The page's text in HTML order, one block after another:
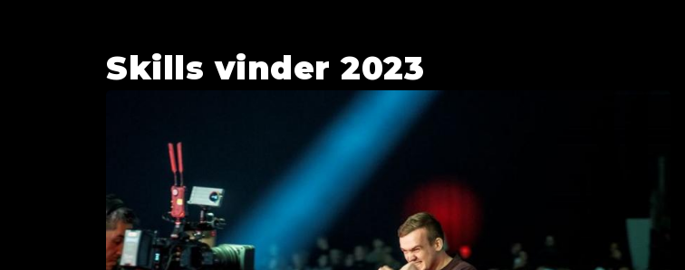
Skills vinder 2023